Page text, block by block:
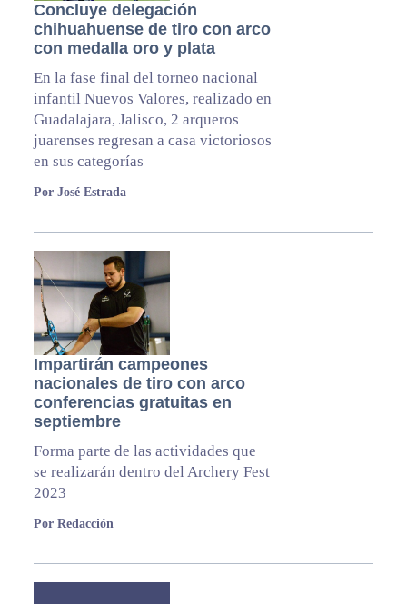
Concluye delegación
chihuahuense de tiro con arco
con medalla oro y plata
En la fase final del torneo nacional
infantil Nuevos Valores, realizado en
Guadalajara, Jalisco, 2 arqueros
juarenses regresan a casa victoriosos
en sus categorías
Por José Estrada
Impartirán campeones
nacionales de tiro con arco
conferencias gratuitas en
septiembre
Forma parte de las actividades que
se realizarán dentro del Archery Fest
2023
Por Redacción